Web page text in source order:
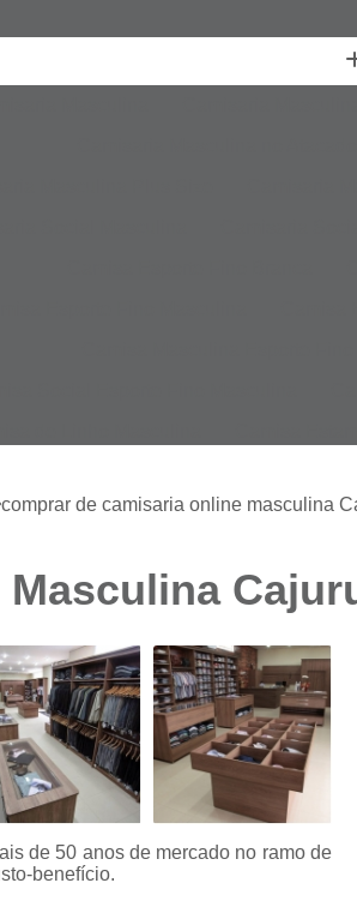
Masculina
Camisa Masculina
Branca Plus Size
Camisa Jeans
Camisa Social Branca Plus Size
Camisa Social Plus Size
Xadrez Masculina Plus Size
Masculina Manga Curta Slim Fit
Social Masculina Slim Fit
Camisa
comprar de camisaria online masculina
de 50 anos de mercado no ramo de
benefício.